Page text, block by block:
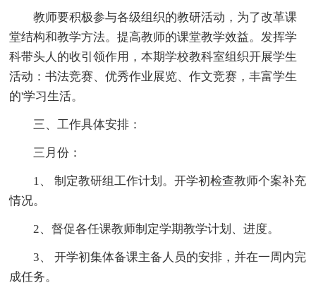
教师要积极参与各级组织的教研活动，为了改革课
堂结构和教学方法。提高教师的课堂教学效益。发挥学
科带头人的收引领作用，本期学校教科室组织开展学生
活动：书法竞赛、优秀作业展览、作文竞赛，丰富学生
的'学习生活。
三、工作具体安排：
三月份：
1、 制定教研组工作计划。开学初检查教师个案补充
情况。
2、督促各任课教师制定学期教学计划、进度。
3、 开学初集体备课主备人员的安排，并在一周内完
成任务。